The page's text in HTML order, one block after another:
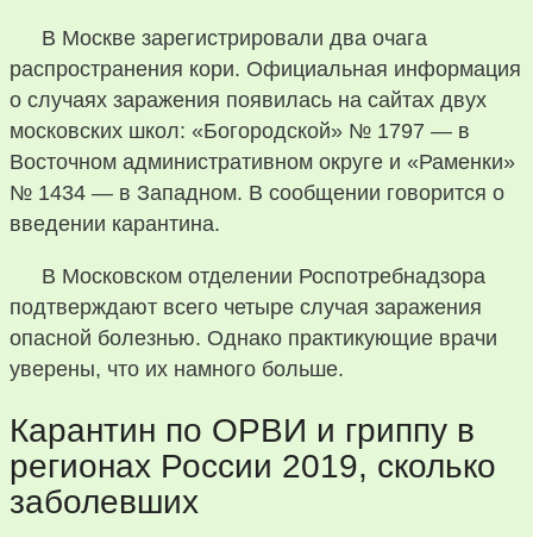
В Москве зарегистрировали два очага
распространения кори. Официальная информация
о случаях заражения появилась на сайтах двух
московских школ: «Богородской» № 1797 — в
Восточном административном округе и «Раменки»
№ 1434 — в Западном. В сообщении говорится о
введении карантина.
В Московском отделении Роспотребнадзора
подтверждают всего четыре случая заражения
опасной болезнью. Однако практикующие врачи
уверены, что их намного больше.
Карантин по ОРВИ и гриппу в
регионах России 2019, сколько
заболевших